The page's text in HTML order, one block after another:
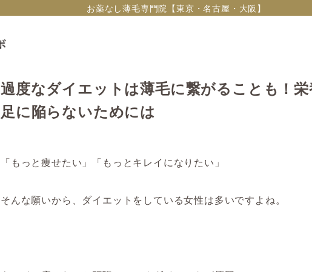
お薬なし薄毛専門院【東京・名古屋・大阪】
過度なダイエットは薄毛に繋がることも！
足に陥らないためには
「もっと痩せたい」「もっとキレイになりたい」
そんな願いから、ダイエットをしている女性は多いですよね。